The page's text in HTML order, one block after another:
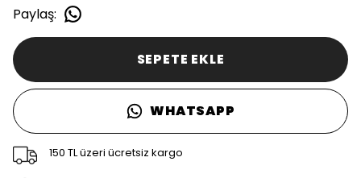
Paylaş:
SEPETE EKLE
WHATSAPP
150 TL üzeri ücretsiz kargo